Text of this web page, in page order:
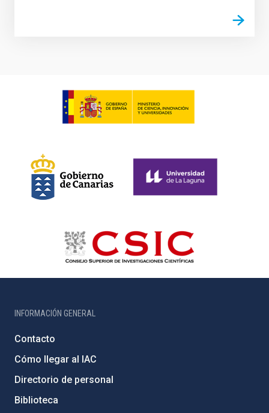
INFORMACIÓN GENERAL
Contacto
Cómo llegar al IAC
Directorio de personal
Biblioteca